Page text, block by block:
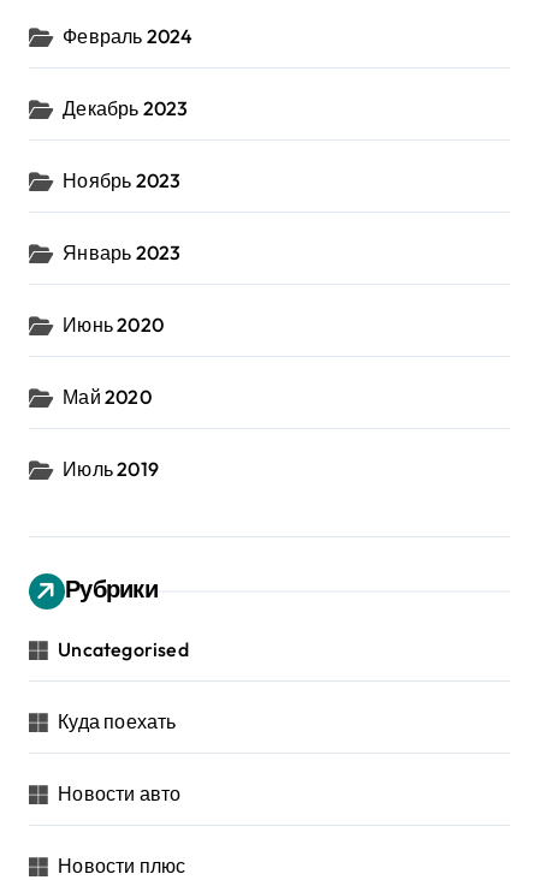
Февраль 2024
Декабрь 2023
Ноябрь 2023
Январь 2023
Июнь 2020
Май 2020
Июль 2019
Рубрики
Uncategorised
Куда поехать
Новости авто
Новости плюс